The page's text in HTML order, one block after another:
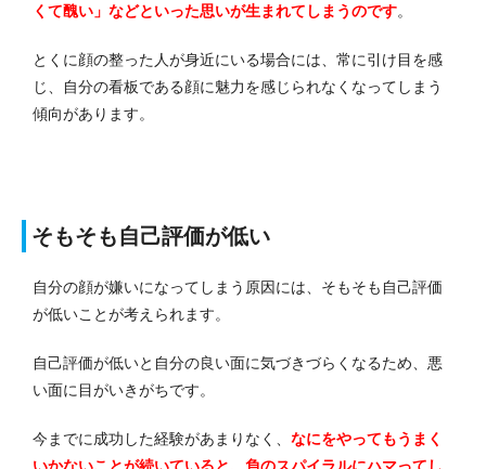
くて醜い」などといった思いが生まれてしまうのです。
とくに顔の整った人が身近にいる場合には、常に引け目を感
じ、自分の看板である顔に魅力を感じられなくなってしまう
傾向があります。
そもそも自己評価が低い
自分の顔が嫌いになってしまう原因には、そもそも自己評価
が低いことが考えられます。
自己評価が低いと自分の良い面に気づきづらくなるため、悪
い面に目がいきがちです。
今までに成功した経験があまりなく、 なにをやってもうまく